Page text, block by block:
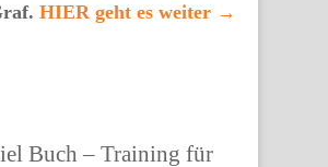
HIER geht es weiter →
Buch – Training für